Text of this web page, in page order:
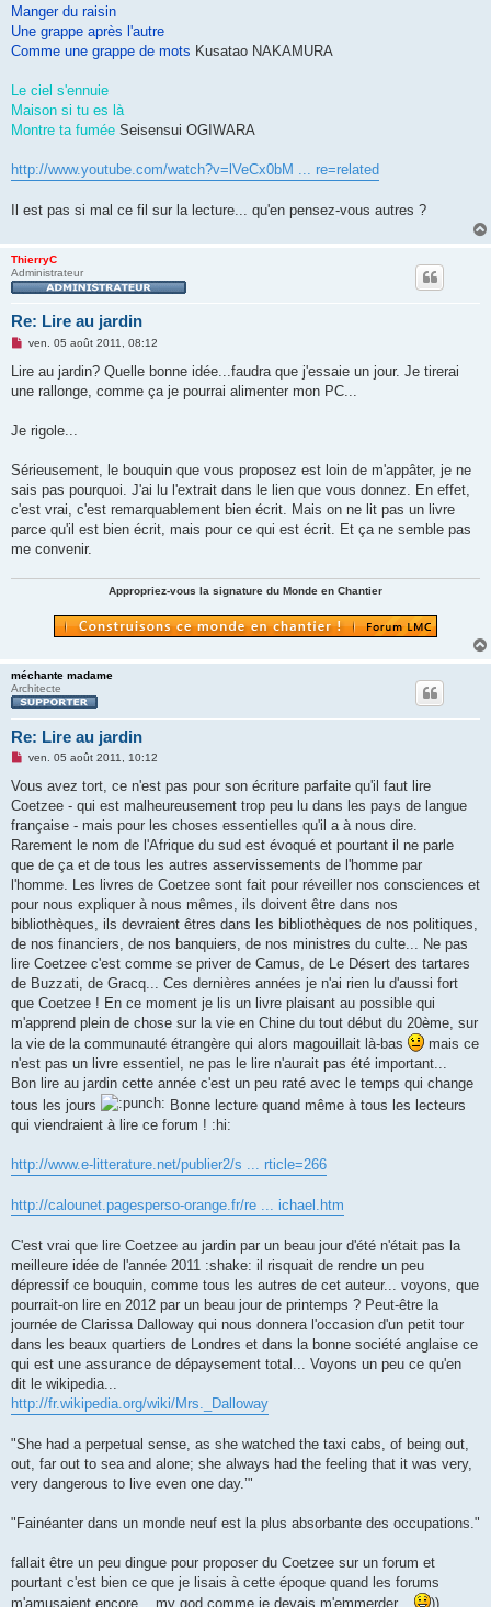
Manger du raisin
Une grappe après l'autre
Comme une grappe de mots Kusatao NAKAMURA
Le ciel s'ennuie
Maison si tu es là
Montre ta fumée Seisensui OGIWARA
http://www.youtube.com/watch?v=lVeCx0bM ... re=related
Il est pas si mal ce fil sur la lecture... qu'en pensez-vous autres ?
ThierryC
Administrateur
Re: Lire au jardin
M
s
a
n
l
u
ven. 05 août 2011, 08:12
Lire au jardin? Quelle bonne idée...faudra que j'essaie un jour. Je tirerai
une rallonge, comme ça je pourrai alimenter mon PC...
Je rigole...
Sérieusement, le bouquin que vous proposez est loin de m'appâter, je ne
sais pas pourquoi. J'ai lu l'extrait dans le lien que vous donnez. En effet,
c'est vrai, c'est remarquablement bien écrit. Mais on ne lit pas un livre
parce qu'il est bien écrit, mais pour ce qui est écrit. Et ça ne semble pas
me convenir.
Appropriez-vous la signature du Monde en Chantier
méchante madame
Architecte
Re: Lire au jardin
M
s
a
g
n
o
l
u
ven. 05 août 2011, 10:12
Vous avez tort, ce n'est pas pour son écriture parfaite qu'il faut lire
Coetzee - qui est malheureusement trop peu lu dans les pays de langue
française - mais pour les choses essentielles qu'il a à nous dire.
Rarement le nom de l'Afrique du sud est évoqué et pourtant il ne parle
que de ça et de tous les autres asservissements de l'homme par
l'homme. Les livres de Coetzee sont fait pour réveiller nos consciences et
pour nous expliquer à nous mêmes, ils doivent être dans nos
bibliothèques, ils devraient êtres dans les bibliothèques de nos politiques,
de nos financiers, de nos banquiers, de nos ministres du culte... Ne pas
lire Coetzee c'est comme se priver de Camus, de Le Désert des tartares
de Buzzati, de Gracq... Ces dernières années je n'ai rien lu d'aussi fort
que Coetzee ! En ce moment je lis un livre plaisant au possible qui
m'apprend plein de chose sur la vie en Chine du tout début du 20ème, sur
la vie de la communauté étrangère qui alors magouillait là-bas
mais ce
n'est pas un livre essentiel, ne pas le lire n'aurait pas été important...
Bon lire au jardin cette année c'est un peu raté avec le temps qui change
tous les jours
Bonne lecture quand même à tous les lecteurs
qui viendraient à lire ce forum ! :hi:
http://www.e-litterature.net/publier2/s ... rticle=266
http://calounet.pagesperso-orange.fr/re ... ichael.htm
C'est vrai que lire Coetzee au jardin par un beau jour d'été n'était pas la
meilleure idée de l'année 2011 :shake: il risquait de rendre un peu
dépressif ce bouquin, comme tous les autres de cet auteur... voyons, que
pourrait-on lire en 2012 par un beau jour de printemps ? Peut-être la
journée de Clarissa Dalloway qui nous donnera l'occasion d'un petit tour
dans les beaux quartiers de Londres et dans la bonne société anglaise ce
qui est une assurance de dépaysement total... Voyons un peu ce qu'en
dit le wikipedia...
http://fr.wikipedia.org/wiki/Mrs._Dalloway
"She had a perpetual sense, as she watched the taxi cabs, of being out,
out, far out to sea and alone; she always had the feeling that it was very,
very dangerous to live even one day.’"
"Fainéanter dans un monde neuf est la plus absorbante des occupations."
fallait être un peu dingue pour proposer du Coetzee sur un forum et
pourtant c'est bien ce que je lisais à cette époque quand les forums
m'amusaient encore... my god comme je devais m'emmerder...
))